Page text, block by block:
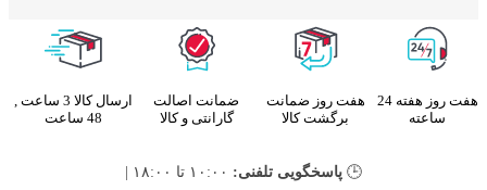
هفت روز هفته 24
ساعته
هفت روز ضمانت
برگشت کالا
ضمانت اصالت
گارانتی و کالا
ارسال کالا 3 ساعت ,
48 ساعت
🕒 پاسخگویی تلفنی: